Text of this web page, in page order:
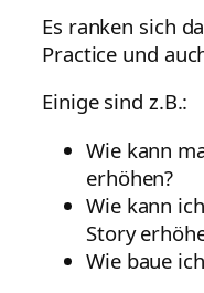
Es ranken sich
Practice und
Einige sind z.B.:
Wie kann
erhöhen?
Wie kann
Story
Wie baue